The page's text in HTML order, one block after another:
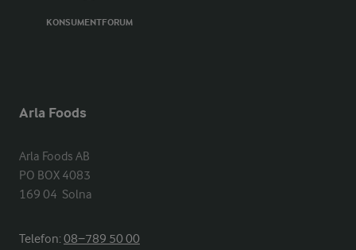
KONSUMENTFORUM
Arla Foods
Arla Foods AB
PO BOX 4083
169 04  Solna
Telefon:08−789 50 00